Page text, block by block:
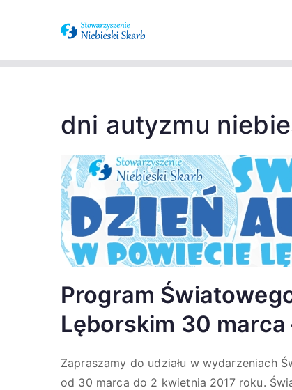
Wspieramy osoby z
dni autyzmu
Program
Lęborskim 30
Zapraszamy do udziału w wydarzeniach
od 30 marca do 2 kwietnia 2017 roku.